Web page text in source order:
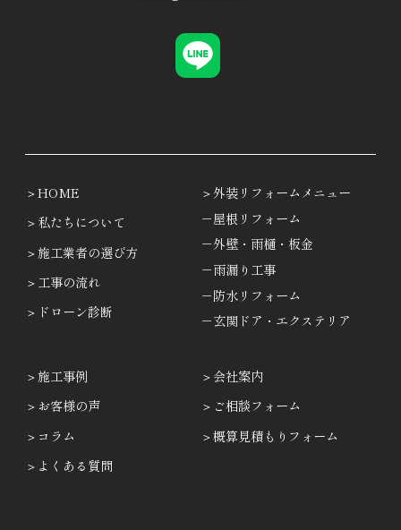
HOME
私たちについて
施工業者の選び方
工事の流れ
ドローン診断
外装リフォームメニュー
－屋根リフォーム
－外壁・雨樋・板金
－雨漏り工事
－防水リフォーム
－玄関ドア・エクステリア
施工事例
お客様の声
コラム
よくある質問
会社案内
ご相談フォーム
概算見積もりフォーム